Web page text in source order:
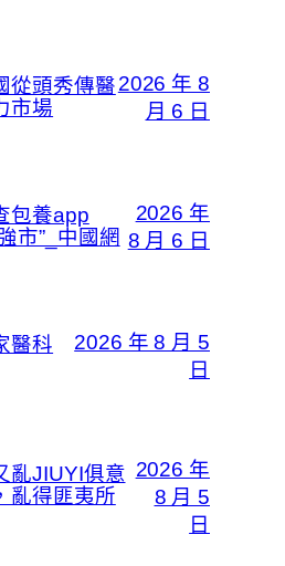
從頭秀傳醫
市場
2026 年 8
月 6 日
包養app
市”_中國網
2026 年
8 月 6 日
醫科
2026 年 8 月 5
日
亂JIUYI俱意
亂得匪夷所
2026 年
8 月 5
日